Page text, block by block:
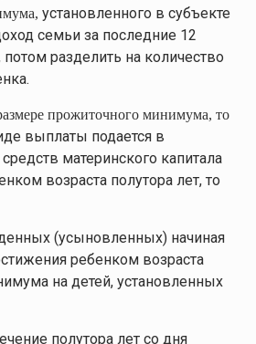
установленного в субъекте
семьи за последние 12
разделить на количество
прожиточного минимума, то
выплаты подается в
материнского капитала
возраста полутора лет, то
(усыновленных) начиная
ребенком возраста
на детей, установленных
полутора лет со дня